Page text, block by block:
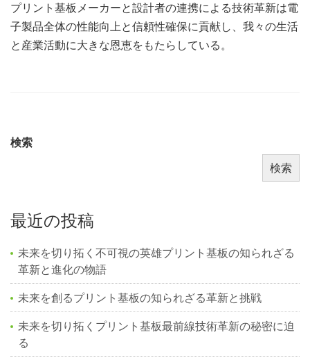
プリント基板メーカーと設計者の連携による技術革新は電
子製品全体の性能向上と信頼性確保に貢献し、我々の生活
と産業活動に大きな恩恵をもたらしている。
検索
検索
最近の投稿
未来を切り拓く不可視の英雄プリント基板の知られざる
革新と進化の物語
未来を創るプリント基板の知られざる革新と挑戦
未来を切り拓くプリント基板最前線技術革新の秘密に迫
る